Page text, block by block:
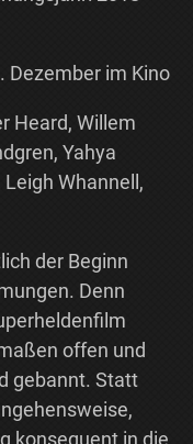
Dezember im Kino
Heard, Willem
Yahya
Whannell,
der Beginn
Denn
offen und
gebannt. Statt
konsequent in die